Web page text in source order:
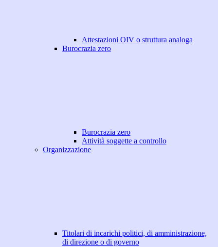
Attestazioni OIV o struttura analoga
Burocrazia zero
Burocrazia zero
Attività soggette a controllo
Organizzazione
Titolari di incarichi politici, di amministrazione,
di direzione o di governo